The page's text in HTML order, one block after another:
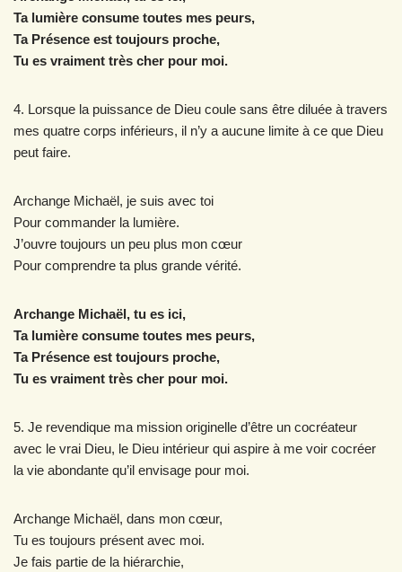
Ta lumière consume toutes mes peurs,
Ta Présence est toujours proche,
Tu es vraiment très cher pour moi.
4. Lorsque la puissance de Dieu coule sans être diluée à travers
mes quatre corps inférieurs, il n’y a aucune limite à ce que Dieu
peut faire.
Archange Michaël, je suis avec toi
Pour commander la lumière.
J’ouvre toujours un peu plus mon cœur
Pour comprendre ta plus grande vérité.
Archange Michaël, tu es ici,
Ta lumière consume toutes mes peurs,
Ta Présence est toujours proche,
Tu es vraiment très cher pour moi.
5. Je revendique ma mission originelle d’être un cocréateur
avec le vrai Dieu, le Dieu intérieur qui aspire à me voir cocréer
la vie abondante qu’il envisage pour moi.
Archange Michaël, dans mon cœur,
Tu es toujours présent avec moi.
Je fais partie de la hiérarchie,